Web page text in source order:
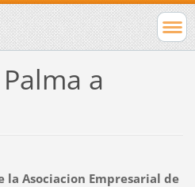
a
la Asociacion Empresarial de